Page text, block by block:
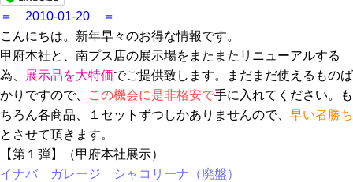
＝ 2010-01-20 ＝
こんにちは。新年早々のお得な情報です。
甲府本社と、南プス店の展示場をまたまたリニューアルする
為、
展示品を大特価でご提供致します。まだまだ使えるものば
かりですので、
この機会に是非格安で手に入れてください。も
ちろん各商品、１セットずつしかありませんので、 早い者勝ち
とさせて頂きます。
【第１弾】（甲府本社展示）
イナバ ガレージ シャコリーナ（廃盤）